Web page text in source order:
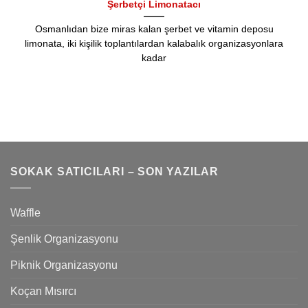
Şerbetçi Limonatacı
Osmanlıdan bize miras kalan şerbet ve vitamin deposu
limonata, iki kişilik toplantılardan kalabalık organizasyonlara
kadar
SOKAK SATICILARI – SON YAZILAR
Waffle
Şenlik Organizasyonu
Piknik Organizasyonu
Koçan Mısırcı